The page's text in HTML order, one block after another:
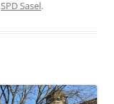
SPD Sasel.